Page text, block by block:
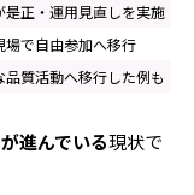
是正・運用見直しを実施
場で自由参加へ移行
品質活動へ移行した例も
進んでいる現状で